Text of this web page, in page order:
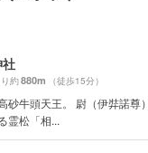
約880m （徒歩15分）
砂牛頭天王。 尉（伊弉諾尊
霊松「相...